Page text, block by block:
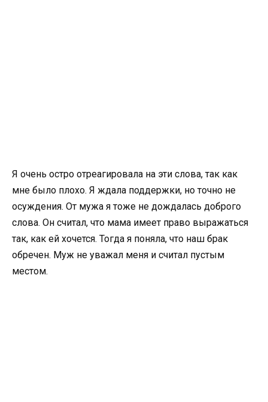
Я очень остро отреагировала на эти слова, так как
мне было плохо. Я ждала поддержки, но точно не
осуждения. От мужа я тоже не дождалась доброго
слова. Он считал, что мама имеет право выражаться
так, как ей хочется. Тогда я поняла, что наш брак
обречен. Муж не уважал меня и считал пустым
местом.